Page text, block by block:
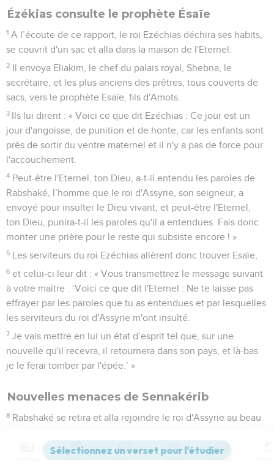
Ézékias consulte le prophète Ésaïe
1 A l’écoute de ce rapport, le roi Ezéchias déchira ses habits,
se couvrit d'un sac et alla dans la maison de l'Eternel.
2 Il envoya Eliakim, le chef du palais royal, Shebna, le
secrétaire, et les plus anciens des prêtres, tous couverts de
sacs, vers le prophète Esaïe, fils d'Amots.
3 Ils lui dirent : « Voici ce que dit Ezéchias : Ce jour est un
jour d'angoisse, de punition et de honte, car les enfants sont
près de sortir du ventre maternel et il n'y a pas de force pour
l'accouchement.
4 Peut-être l'Eternel, ton Dieu, a-t-il entendu les paroles de
Rabshaké, l’homme que le roi d'Assyrie, son seigneur, a
envoyé pour insulter le Dieu vivant, et peut-être l'Eternel,
ton Dieu, punira-t-il les paroles qu'il a entendues. Fais donc
monter une prière pour le reste qui subsiste encore ! »
5 Les serviteurs du roi Ezéchias allèrent donc trouver Esaïe,
6 et celui-ci leur dit : « Vous transmettrez le message suivant
à votre maître : ‘Voici ce que dit l'Eternel : Ne te laisse pas
effrayer par les paroles que tu as entendues et par lesquelles
les serviteurs du roi d'Assyrie m'ont insulté.
7 Je vais mettre en lui un état d’esprit tel que, sur une
nouvelle qu'il recevra, il retournera dans son pays, et là-bas
je le ferai tomber par l'épée.’ »
Nouvelles menaces de Sennakérib
8 Rabshaké se retira et alla rejoindre le roi d'Assyrie au beau
départ de Lakis.
Versions Commentaires Strong